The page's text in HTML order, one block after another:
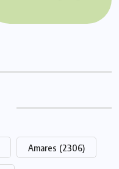
Amares (2306)